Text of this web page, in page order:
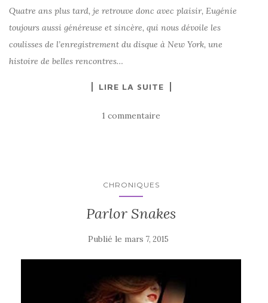
Quatre ans plus tard, je retrouve donc avec plaisir, Eugénie
toujours aussi généreuse et sincère, qui nous dévoile les
coulisses de l’enregistrement du disque à New York, une
histoire de belles rencontres…
LIRE LA SUITE
1 commentaire
CHRONIQUES
Parlor Snakes
Publié le mars 7, 2015